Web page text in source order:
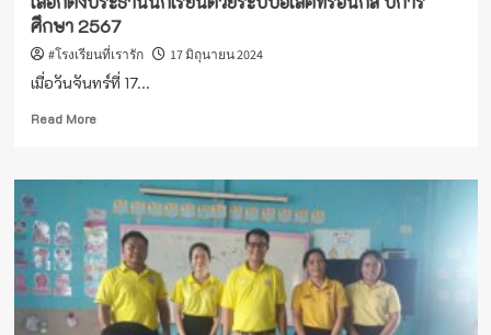
ศึกษา 2567
#โรงเรียนที่เรารัก 17 มิถุนายน 2024
เมื่อวันจันทร์ที่ 17...
Read MoreRead
เลือก
ประธาน
นักเรียน
ด้วย
ระบบ
อิเลค
ทรอ